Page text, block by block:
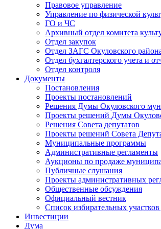
Правовое управление
Управление по физической
ГО и ЧС
Архивный отдел комитета
Отдел закупок
Отдел ЗАГС Окуловского
Отдел бухгалтерского учета и
Отдел контроля
Документы
Постановления
Проекты постановлений
Решения Думы Окуловского
Проекты решений Думы
Решения Совета депутатов
Проекты решений Совета
Муниципальные программы
Административные регламенты
Аукционы по продаже
Публичные слушания
Проекты административных
Общественные обсуждения
Официальный вестник
Список избирательных
Инвестиции
Дума